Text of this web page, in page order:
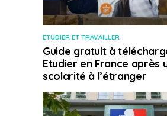
ETUDIER ET TRAVAILLER
Guide gratuit à
Etudier en France après
scolarité à l’étranger